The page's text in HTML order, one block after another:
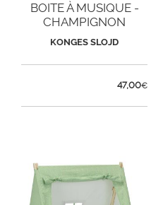
BOITE À MUSIQUE -
CHAMPIGNON
KONGES SLOJD
47,00€